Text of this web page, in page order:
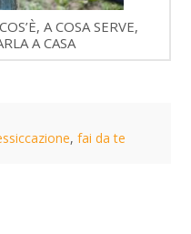
A COSA SERVE,
A CASA
,fai da te